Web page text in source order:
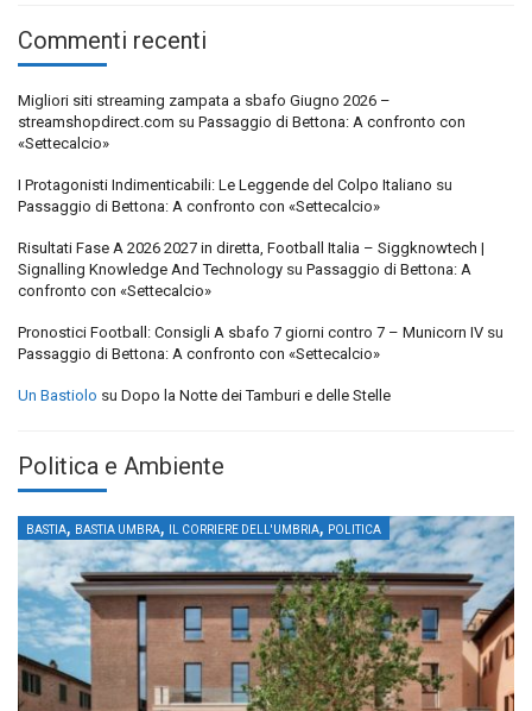
Commenti recenti
Migliori siti streaming zampata a sbafo Giugno 2026 –
streamshopdirect.com su Passaggio di Bettona: A confronto con
«Settecalcio»
I Protagonisti Indimenticabili: Le Leggende del Colpo Italiano su
Passaggio di Bettona: A confronto con «Settecalcio»
Risultati Fase A 2026 2027 in diretta, Football Italia – Siggknowtech |
Signalling Knowledge And Technology su Passaggio di Bettona: A
confronto con «Settecalcio»
Pronostici Football: Consigli A sbafo 7 giorni contro 7 – Municorn IV su
Passaggio di Bettona: A confronto con «Settecalcio»
Un Bastiolo su Dopo la Notte dei Tamburi e delle Stelle
Politica e Ambiente
BASTIA, BASTIA UMBRA, IL CORRIERE DELL'UMBRIA, POLITICA